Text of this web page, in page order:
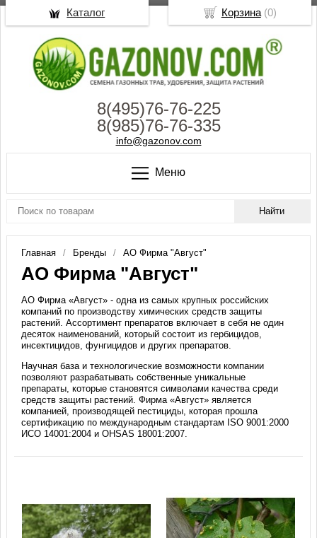
8(495)76-76-225
8(985)76-76-335
info@gazonov.com
Меню
Главная Бренды АО Фирма "Август"
АО Фирма "Август"
АО Фирма «Август» - одна из самых крупных российских
компаний по производству химических средств защиты
растений. Ассортимент препаратов включает в себя не один
десяток наименований, который состоит из гербицидов,
инсектицидов, фунгицидов и других препаратов.
Научная база и технологические возможности компании
позволяют разрабатывать собственные уникальные
препараты, которые становятся символами качества среди
средств защиты растений. Фирма «Август» является
компанией, производящей пестициды, которая прошла
сертификацию по международным стандартам ISO 9001:2000
ИСО 14001:2004 и OHSAS 18001:2007.
Корзина(0)
Каталог